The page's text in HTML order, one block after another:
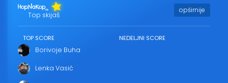
Top skijaš
opširnije
TOP SCORE
Borivoje Buha
Lenka Vasić
NEDELJNI SCORE